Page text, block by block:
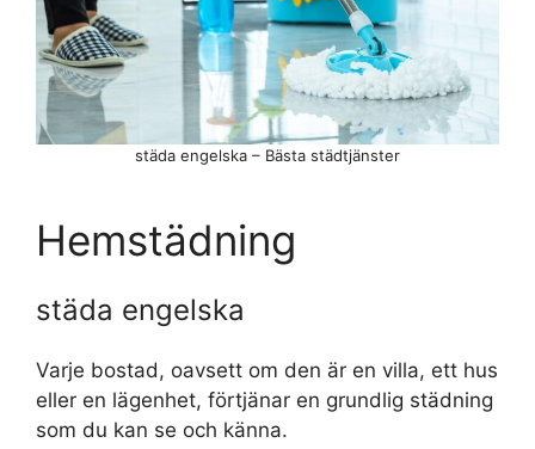
städa engelska – Bästa städtjänster
Hemstädning
städa engelska
Varje bostad, oavsett om den är en villa, ett hus
eller en lägenhet, förtjänar en grundlig städning
som du kan se och känna.